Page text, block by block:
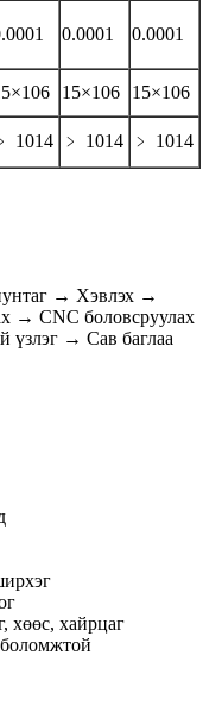
0.0001 0.0001
15×106
15×106
1014 ﹥ 1014 ﹥ 1014
→ Хэвлэх →
→ CNC боловсруулах
→ Сав баглаа
хөөс, хайрцаг